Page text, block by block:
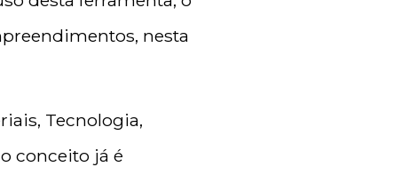
nesta
Tecnologia,
o conceito já é